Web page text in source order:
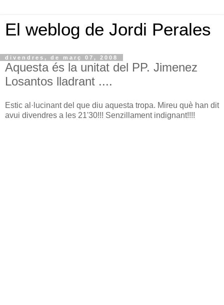
El weblog de Jordi Perales
divendres, de març 07, 2008
Aquesta és la unitat del PP. Jimenez
Losantos lladrant ....
Estic al·lucinant del que diu aquesta tropa. Mireu què han dit
avui divendres a les 21'30!!! Senzillament indignant!!!!